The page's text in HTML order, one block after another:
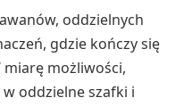
oddzielnych
gdzie kończy się
miarę możliwości,
oddzielne szafki i